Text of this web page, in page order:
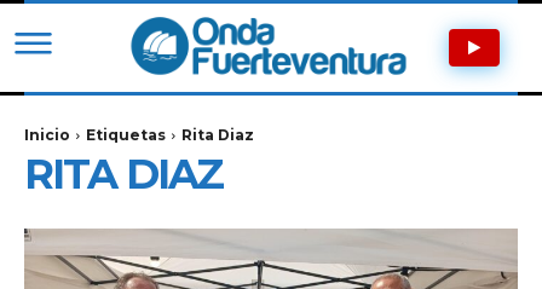
Inicio Etiquetas Rita Diaz
RITA DIAZ